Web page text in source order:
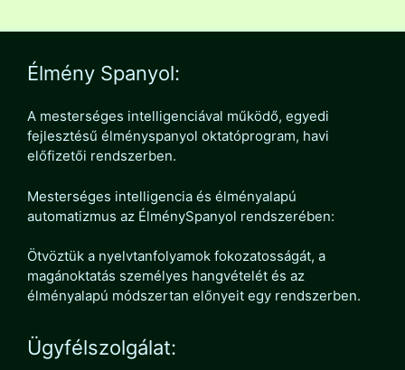
Élmény Spanyol:
A mesterséges intelligenciával működő, egyedi
fejlesztésű élményspanyol oktatóprogram, havi
előfizetői rendszerben.
Mesterséges intelligencia és élményalapú
automatizmus az ÉlménySpanyol rendszerében:
Ötvöztük a nyelvtanfolyamok fokozatosságát, a
magánoktatás személyes hangvételét és az
élményalapú módszertan előnyeit egy rendszerben.
Ügyfélszolgálat: